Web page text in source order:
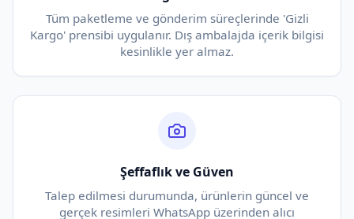
Tüm paketleme ve gönderim süreçlerinde 'Gizli
Kargo' prensibi uygulanır. Dış ambalajda içerik bilgisi
kesinlikle yer almaz.
Şeffaflık ve Güven
Talep edilmesi durumunda, ürünlerin güncel ve
gerçek resimleri WhatsApp üzerinden alıcı